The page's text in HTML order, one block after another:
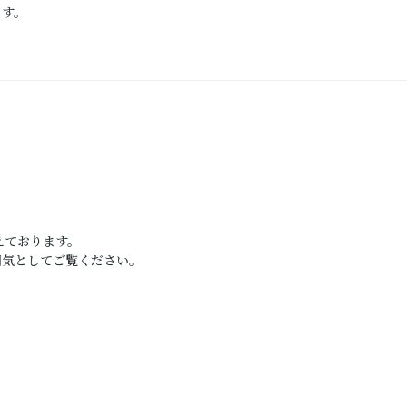
。
おります。
としてご覧ください。